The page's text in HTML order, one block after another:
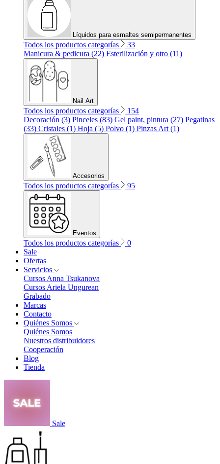
Líquidos para esmaltes semipermanentes
Todos los productos categorías
33
Manicura & pedicura (22) Esterilización y otro (11)
Nail Art
Todos los productos categorías
154
Decoración (3) Pinceles (83) Gel paint, pintura (27) Pegatinas
(33) Cristales (1) Hoja (5) Polvo (1) Pinzas Art (1)
Accesorios
Todos los productos categorías 95
Eventos
Todos los productos categorías
0
Sale
Ofertas
Servicios
Cursos Anna Tsukanova
Cursos Ariela Ungurean
Grabado
Marcas
Contacto
Quiénes Somos
Quiénes Somos
Nuestros distribuidores
Cooperación
Blog
Tienda
Sale